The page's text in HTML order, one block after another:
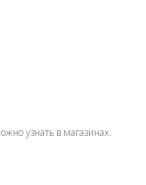
узнать в магазинах.